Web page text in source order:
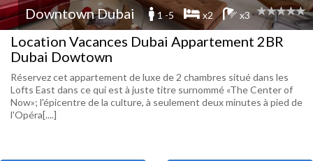
Downtown Dubai 1 -5 x2 x3
Location Vacances Dubai Appartement 2BR
Dubai Dowtown
Réservez cet appartement de luxe de 2 chambres situé dans les
Lofts East dans ce qui est à juste titre surnommé «The Center of
Now»; l'épicentre de la culture, à seulement deux minutes à pied de
l'Opéra[....]